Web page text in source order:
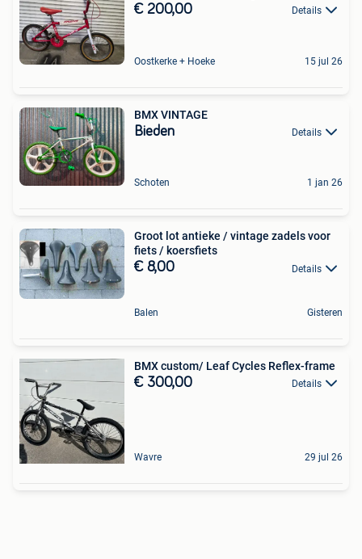
€ 200,00 Details
Oostkerke + Hoeke 15 jul 26
BMX VINTAGE
Bieden Details
Schoten 1 jan 26
Groot lot antieke / vintage zadels voor
fiets / koersfiets
€ 8,00 Details
Balen Gisteren
BMX custom/ Leaf Cycles Reflex-frame
€ 300,00 Details
Wavre 29 jul 26